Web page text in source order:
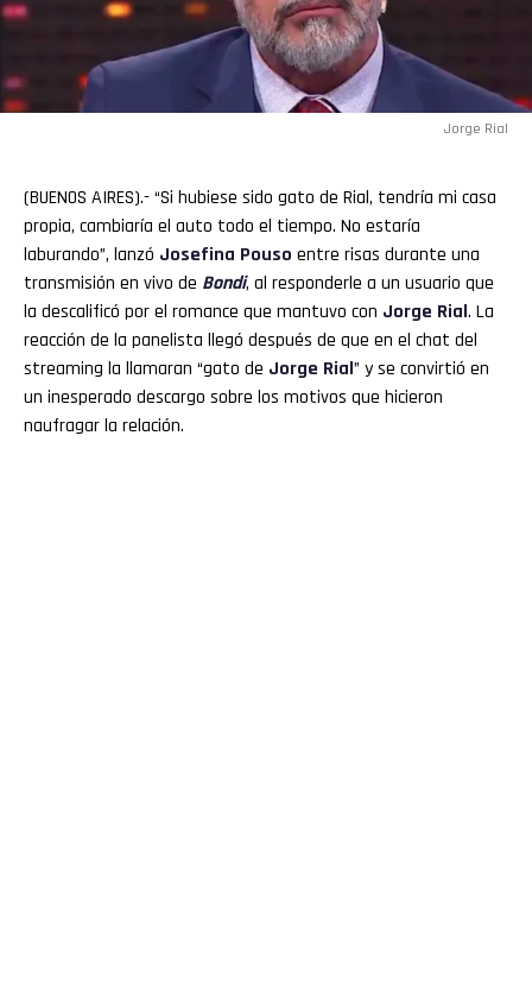
Jorge Rial
(BUENOS AIRES).- “Si hubiese sido gato de Rial, tendría mi casa
propia, cambiaría el auto todo el tiempo. No estaría
laburando”, lanzó Josefina Pouso entre risas durante una
transmisión en vivo de Bondi, al responderle a un usuario que
la descalificó por el romance que mantuvo con Jorge Rial. La
reacción de la panelista llegó después de que en el chat del
streaming la llamaran “gato de Jorge Rial” y se convirtió en
un inesperado descargo sobre los motivos que hicieron
naufragar la relación.